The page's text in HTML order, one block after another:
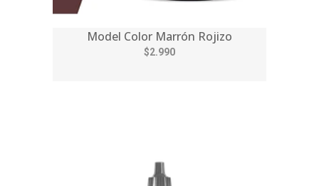
Model Color Marrón Rojizo
$2.990